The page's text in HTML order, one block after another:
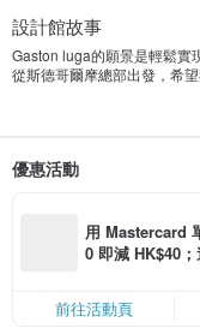
設計館故事
Gaston luga的願景是輕鬆實
從斯德哥爾摩總部出發，希
我們品牌提供您兼具時尚、
優惠活動
用 Mastercard
0 即減 HK$40
限，額滿即止，
卡」結帳）
前往活動頁